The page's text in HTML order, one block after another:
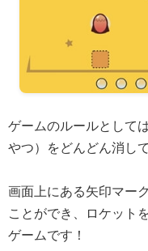
ゲームのルールとして
やつ）をどんどん消し
画面上にある矢印マー
ことができ、ロケット
ゲームです！